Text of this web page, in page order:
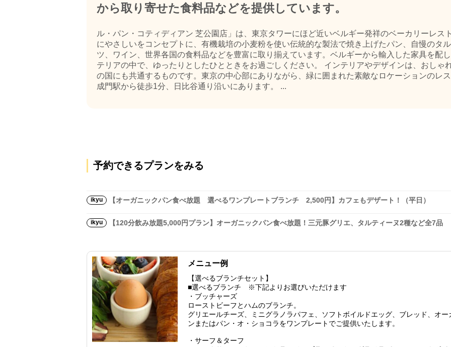
から取り寄せた食料品などを提供しています。
ル・パン・コティディアン 芝公園店」は、東京タワーにほど近いベルギー発祥のベーカリーレス
にやさしいをコンセプトに、有機栽培の小麦粉を使い伝統的な製法で焼き上げたパン、自慢のタ
ツ、ワイン、世界各国の食料品などを豊富に取り揃えています。ベルギーから輸入した家具を配
テリアの中で、ゆったりとしたひとときをお過ごしください。 インテリアやデザインは、おしゃ
の国にも共通するものです。東京の中心部にありながら、緑に囲まれた素敵なロケーションのレ
成門駅から徒歩1分、日比谷通り沿いにあります。 ...
予約できるプランをみる
ikyu 【オーガニックパン食べ放題 選べるワンプレートブランチ 2,500円】カフェもデザート！（平日）
ikyu 【120分飲み放題5,000円プラン】オーガニックパン食べ放題！三元豚グリエ、タルティーヌ2種など全7品
メニュー例
【選べるブランチセット】
■選べるブランチ ※下記よりお選びいただけます
・ブッチャーズ
ローストビーフとハムのブランチ。
グリエールチーズ、ミニグラノラパフェ、ソフトボイルドエッグ、ブレッド、オ
ンまたはパン・オ・ショコラをワンプレートでご提供いたします。
・サーフ＆ターフ